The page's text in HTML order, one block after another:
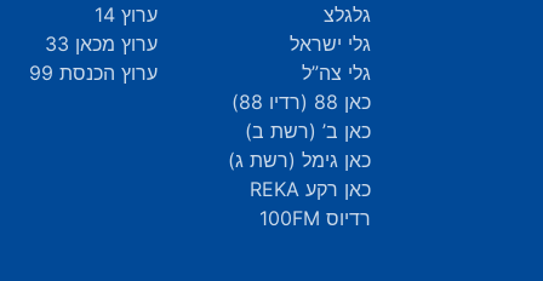
גלגלצ
גלי ישראל
גלי צה”ל
כאן 88 (רדיו 88)
כאן ב’ (רשת ב)
כאן גימל (רשת ג)
כאן רקע REKA
רדיוס 100FM
ערוץ 14
ערוץ מכאן 33
ערוץ הכנסת 99